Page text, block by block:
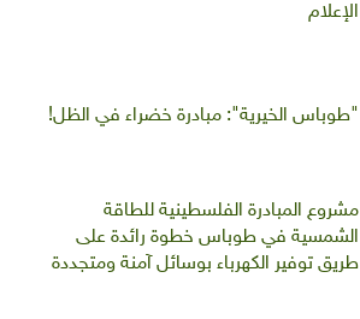
الإعلام
"طوباس الخيرية": مبادرة خضراء في الظل!
مشروع المبادرة الفلسطينية للطاقة
الشمسية في طوباس خطوة رائدة على
طريق توفير الكهرباء بوسائل آمنة ومتجددة